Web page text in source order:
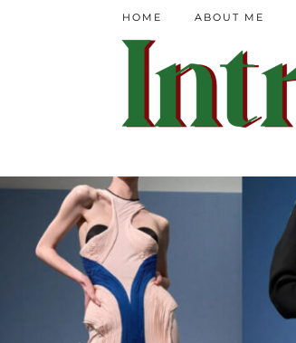
HOME ABOUT ME